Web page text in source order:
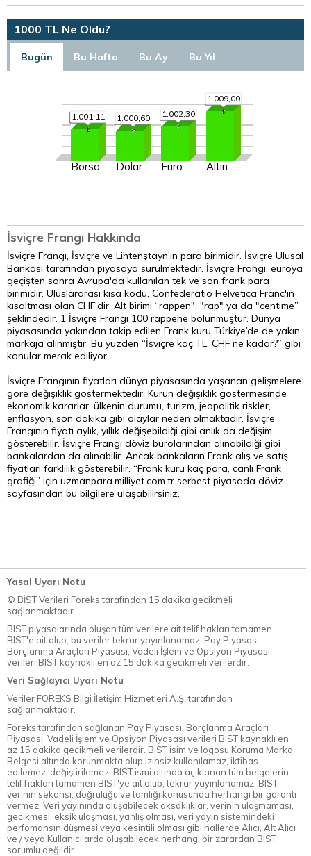
1000 TL Ne Oldu?
Bugün Bu Hafta Bu Ay Bu Yıl
1.001,11
Borsa
1.000,60
Dolar
1.002,30
Euro
1.009,00
Altın
İsviçre Frangı Hakkında
İsviçre Frangı, İsviçre ve Lihtenştayn'ın para birimidir. İsviçre Ulusal
Bankası tarafından piyasaya sürülmektedir. İsviçre Frangı, euroya
geçişten sonra Avrupa'da kullanılan tek ve son frank para
birimidir. Uluslararası kısa kodu, Confederatio Helvetica Franc'ın
kısaltması olan CHF'dir. Alt birimi “rappen", "rap" ya da "centime”
şeklindedir. 1 İsviçre Frangı 100 rappene bölünmüştür. Dünya
piyasasında yakından takip edilen Frank kuru Türkiye’de de yakın
markaja alınmıştır. Bu yüzden “İsviçre kaç TL, CHF ne kadar?” gibi
konular merak ediliyor.
İsviçre Frangının fiyatları dünya piyasasında yaşanan gelişmelere
göre değişiklik göstermektedir. Kurun değişiklik göstermesinde
ekonomik kararlar, ülkenin durumu, turizm, jeopolitik riskler,
enflasyon, son dakika gibi olaylar neden olmaktadır. İsviçre
Frangının fiyatı aylık, yıllık değişebildiği gibi anlık da değişim
gösterebilir. İsviçre Frangı döviz bürolarından alınabildiği gibi
bankalardan da alınabilir. Ancak bankaların Frank alış ve satış
fiyatları farklılık gösterebilir. “Frank kuru kaç para, canlı Frank
grafiği” için uzmanpara.milliyet.com.tr serbest piyasada döviz
sayfasından bu bilgilere ulaşabilirsiniz.
Yasal Uyarı Notu
© BİST Verileri Foreks tarafından 15 dakika gecikmeli
sağlanmaktadır.
BIST piyasalarında oluşan tüm verilere ait telif hakları tamamen
BIST'e ait olup, bu veriler tekrar yayınlanamaz. Pay Piyasası,
Borçlanma Araçları Piyasası, Vadeli İşlem ve Opsiyon Piyasası
verileri BIST kaynaklı en az 15 dakika gecikmeli verilerdir.
Veri Sağlayıcı Uyarı Notu
Veriler FOREKS Bilgi İletişim Hizmetleri A.Ş. tarafından
sağlanmaktadır.
Foreks tarafından sağlanan Pay Piyasası, Borçlanma Araçları
Piyasası, Vadeli İşlem ve Opsiyon Piyasası verileri BIST kaynaklı en
az 15 dakika gecikmeli verilerdir. BIST isim ve logosu Koruma Marka
Belgesi altında korunmakta olup izinsiz kullanılamaz, iktibas
edilemez, değiştirilemez. BIST ismi altında açıklanan tüm belgelerin
telif hakları tamamen BIST'ye ait olup, tekrar yayınlanamaz. BIST,
verinin sekansı, doğruluğu ve tamlığı konusunda herhangi bir garanti
vermez. Veri yayınında oluşabilecek aksaklıklar, verinin ulaşmaması,
gecikmesi, eksik ulaşması, yanlış olması, veri yayın sistemindeki
perfomansın düşmesi veya kesintili olması gibi hallerde Alıcı, Alt Alıcı
ve / veya Kullanıcılarda oluşabilecek herhangi bir zarardan BIST
sorumlu değildir.